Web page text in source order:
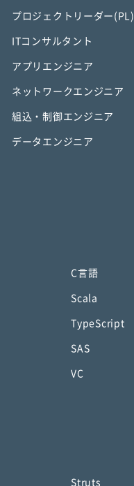
プロジェクトリーダー(PL)
ITコンサルタント
アプリエンジニア
ネットワークエンジニア
組込・制御エンジニア
データエンジニア
C言語
Scala
TypeScript
SAS
VC
Struts